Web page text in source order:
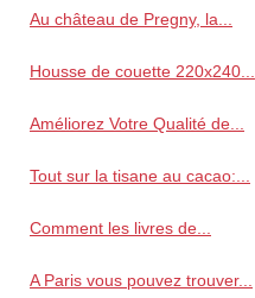
Au château de Pregny, la...
Housse de couette 220x240...
Améliorez Votre Qualité de...
Tout sur la tisane au cacao:...
Comment les livres de...
A Paris vous pouvez trouver...